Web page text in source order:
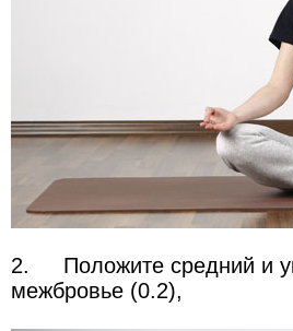
2.
Положите средний и
межбровье (0.2),